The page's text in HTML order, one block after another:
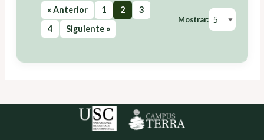
« Anterior 1 2
3
4
Siguiente »
Mostrar: